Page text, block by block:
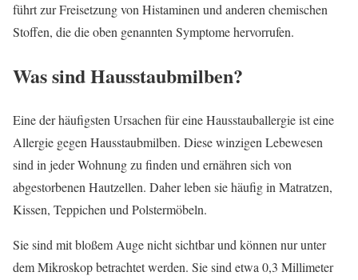
führt zur Freisetzung von Histaminen und anderen chemischen
Stoffen, die die oben genannten Symptome hervorrufen.
Was sind Hausstaubmilben?
Eine der häufigsten Ursachen für eine Hausstauballergie ist eine
Allergie gegen Hausstaubmilben. Diese winzigen Lebewesen
sind in jeder Wohnung zu finden und ernähren sich von
abgestorbenen Hautzellen. Daher leben sie häufig in Matratzen,
Kissen, Teppichen und Polstermöbeln.
Sie sind mit bloßem Auge nicht sichtbar und können nur unter
dem Mikroskop betrachtet werden. Sie sind etwa 0,3 Millimeter